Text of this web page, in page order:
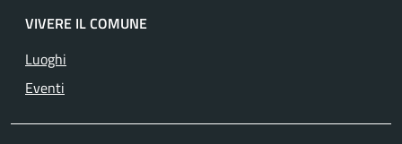
VIVERE IL COMUNE
Luoghi
Eventi